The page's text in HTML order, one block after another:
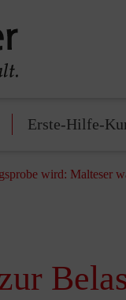
Erste-Hilfe-
wird: Malteser